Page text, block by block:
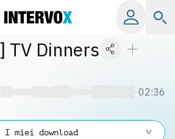
] TV Dinners
02:36
I miei download